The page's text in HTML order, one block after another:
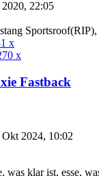
2020, 22:05
x
x
Fastback
Okt 2024, 10:02
was klar ist, esse,